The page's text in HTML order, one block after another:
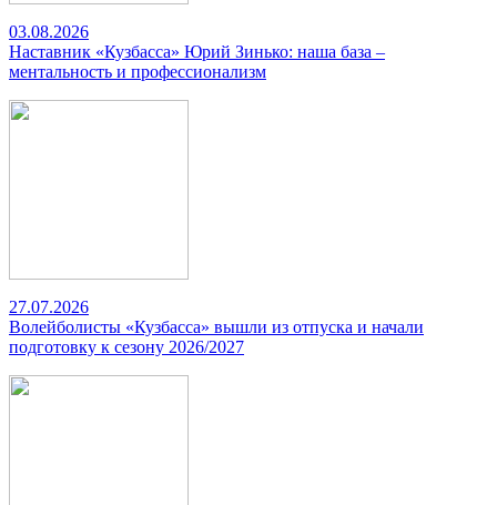
03.08.2026
Наставник «Кузбасса» Юрий Зинько: наша база –
ментальность и профессионализм
27.07.2026
Волейболисты «Кузбасса» вышли из отпуска и начали
подготовку к сезону 2026/2027